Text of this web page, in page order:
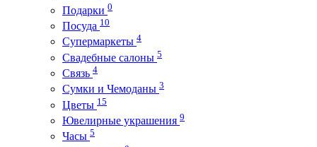
Подарки 0
Посуда 10
Супермаркеты 4
Свадебные салоны 5
Связь 4
Сумки и Чемоданы 3
Цветы 15
Ювелирные украшения 9
Часы 5